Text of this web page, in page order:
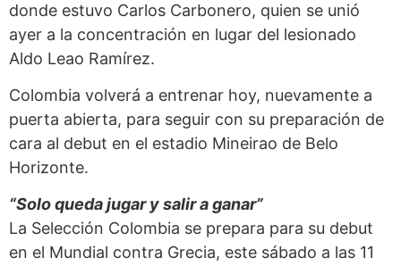
donde estuvo Carlos Carbonero, quien se unió
ayer a la concentración en lugar del lesionado
Aldo Leao Ramírez.
Colombia volverá a entrenar hoy, nuevamente a
puerta abierta, para seguir con su preparación de
cara al debut en el estadio Mineirao de Belo
Horizonte.
“Solo queda jugar y salir a ganar”
La Selección Colombia se prepara para su debut
en el Mundial contra Grecia, este sábado a las 11